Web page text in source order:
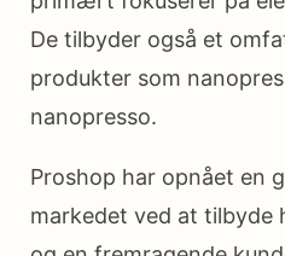
De tilbyder også et
produkter som
nanopresso.
Proshop har opnået en
markedet ved at tilbyde